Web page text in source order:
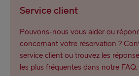
Service client
Pouvons-nous vous aider ou
concernant votre réservation ?
service client ou trouvez les
les plus fréquentes dans notre FAQ.